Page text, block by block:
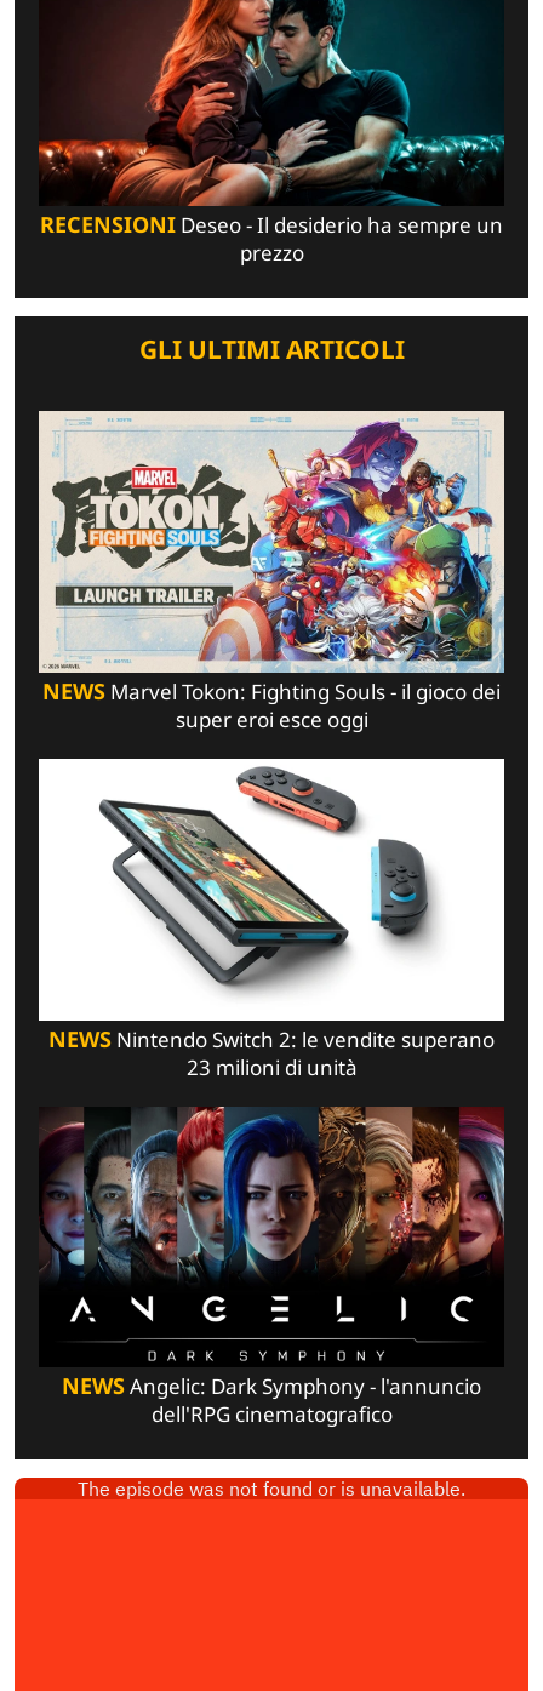
RECENSIONI Deseo - Il desiderio ha sempre un
prezzo
GLI ULTIMI ARTICOLI
NEWS Marvel Tokon: Fighting Souls - il gioco dei
super eroi esce oggi
NEWS Nintendo Switch 2: le vendite superano
23 milioni di unità
NEWSAngelic: Dark Symphony - l'annuncio
dell'RPG cinematografico